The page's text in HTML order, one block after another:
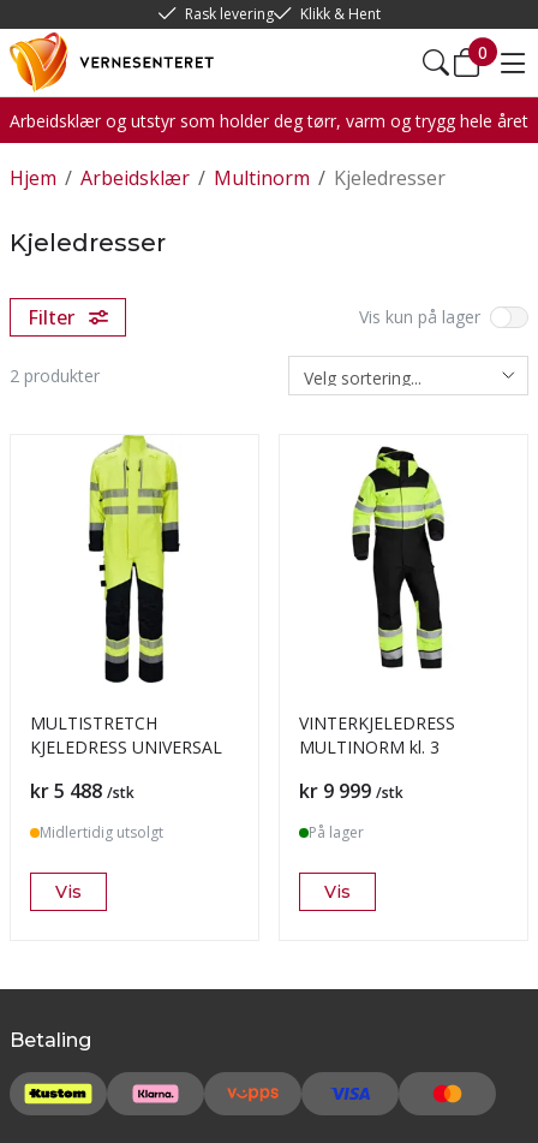
Rask levering Klikk & Hent
0
Arbeidsklær og utstyr som holder deg tørr, varm og trygg hele året
/
Hjem /
Arbeidsklær /
Multinorm Kjeledresser
Kjeledresser
Filter Vis kun på lager
2 produkter
MULTISTRETCH
KJELEDRESS UNIVERSAL
Pris
kr 5 488 /stk
Midlertidig utsolgt
Vis
VINTERKJELEDRESS
MULTINORM kl. 3
Pris
kr 9 999 /stk
På lager
Vis
Betaling